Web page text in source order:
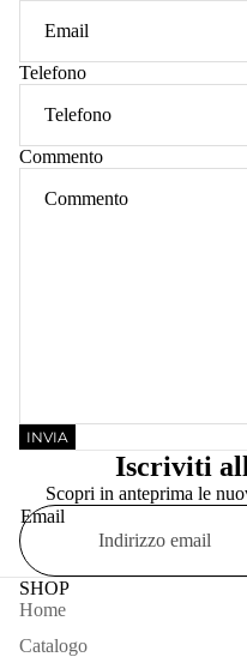
Telefono
Commento
INVIA
Iscriviti
Scopri in anteprima le
Email
SHOP
Home
Catalogo